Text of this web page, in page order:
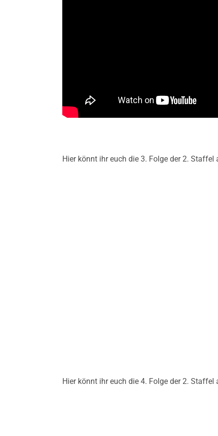
Hier könnt ihr euch die 3. Folge der 2. Staffel
Hier könnt ihr euch die 4. Folge der 2. Staffel